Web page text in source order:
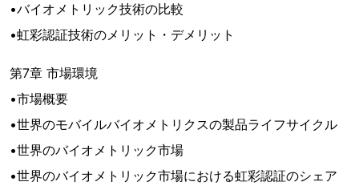
•バイオメトリック技術の比較
•虹彩認証技術のメリット・デメリット
第7章 市場環境
•市場概要
•世界のモバイルバイオメトリクスの製品ライフサイクル
•世界のバイオメトリック市場
•世界のバイオメトリック市場における虹彩認証のシェア